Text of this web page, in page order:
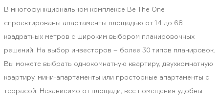
В многофункциональном комплексе Be The One
спроектированы апартаменты площадью от 14 до 68
квадратных метров с широким выбором планировочных
решений. На выбор инвесторов – более 30 типов планировок.
Вы можете выбрать однокомнатную квартиру, двухкомнатную
квартиру, мини-апартаменты или просторные апартаменты с
террасой. Независимо от площади, все помещения удобны